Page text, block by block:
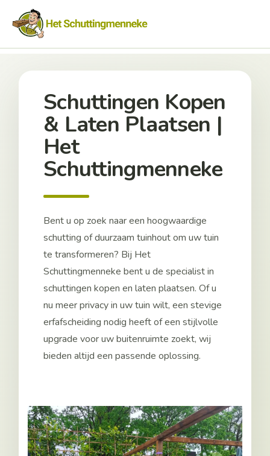
Schuttingen Kopen
& Laten Plaatsen |
Het
Schuttingmenneke
Bent u op zoek naar een hoogwaardige
schutting of duurzaam tuinhout om uw tuin
te transformeren? Bij Het
Schuttingmenneke bent u de specialist in
schuttingen kopen en laten plaatsen. Of u
nu meer privacy in uw tuin wilt, een stevige
erfafscheiding nodig heeft of een stijlvolle
upgrade voor uw buitenruimte zoekt, wij
bieden altijd een passende oplossing.